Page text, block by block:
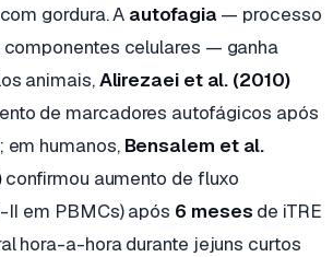
gordura. A autofagia — processo
celulares — ganha
animais,Alirezaei et al. (2010)
de marcadores autofágicos após
humanos, Bensalem et al.
confirmou aumento de fluxo
em PBMCs) após 6 meses de iTRE
hora-a-hora durante jejuns curtos